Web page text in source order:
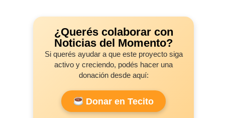
¿Querés colaborar con
Noticias del Momento?
Si querés ayudar a que este proyecto siga
activo y creciendo, podés hacer una
donación desde aquí:
Donar en Tecito